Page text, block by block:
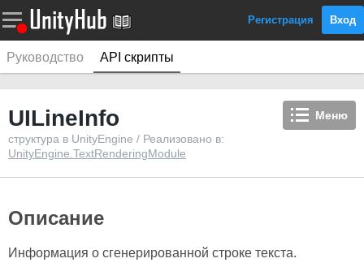
Регистрация Вход
Руководство API скрипты
Меню
UILineInfo
структура в UnityEngine / Реализовано в:
UnityEngine.TextRenderingModule
Описание
Информация о сгенерированной строке текста.